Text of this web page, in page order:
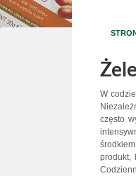
W
często
produkt,